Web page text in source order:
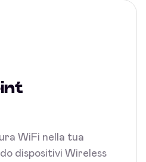
WiFi nella tua
dispositivi Wireless